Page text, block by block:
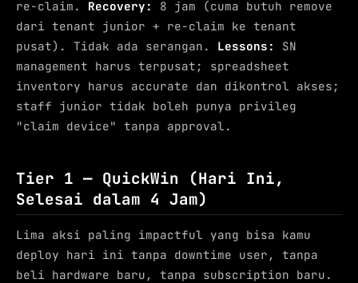
re-claim. Recovery:
8 jam (cuma butuh remove
dari tenant junior + re-claim ke tenant
pusat). Tidak ada serangan. Lessons:
SN
management harus terpusat; spreadsheet
inventory harus accurate dan dikontrol akses;
staff junior tidak boleh punya privileg
"claim device" tanpa approval.
Tier 1 — QuickWin (Hari Ini,
Selesai dalam 4 Jam)
Lima aksi paling impactful yang bisa kamu
deploy hari ini tanpa downtime user, tanpa
beli hardware baru, tanpa subscription baru.